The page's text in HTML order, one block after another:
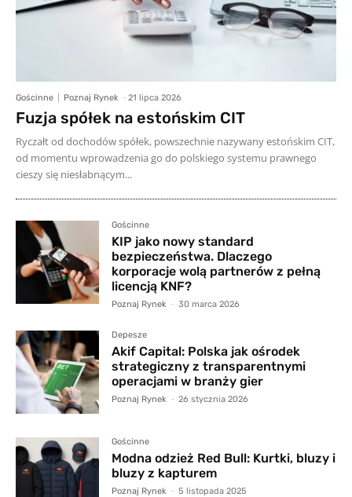
Gościnne Poznaj Rynek - 21 lipca 2026
Fuzja spółek na estońskim CIT
Ryczałt od dochodów spółek, powszechnie nazywany estońskim CIT,
od momentu wprowadzenia go do polskiego systemu prawnego
cieszy się niesłabnącym...
Gościnne
KIP jako nowy standard
bezpieczeństwa. Dlaczego
korporacje wolą partnerów z pełną
licencją KNF?
Poznaj Rynek - 30 marca 2026
Depesze
Akif Capital: Polska jak ośrodek
strategiczny z transparentnymi
operacjami w branży gier
Poznaj Rynek - 26 stycznia 2026
Gościnne
Modna odzież Red Bull: Kurtki, bluzy i
bluzy z kapturem
Poznaj Rynek - 5 listopada 2025